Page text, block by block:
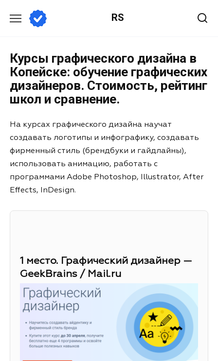
RS
Курсы графического дизайна в
Копейске: обучение графических
дизайнеров. Стоимость, рейтинг
школ и сравнение.
На курсах графического дизайна научат
создавать логотипы и инфографику, создавать
фирменный стиль (брендбуки и гайдлайны),
использовать анимацию, работать с
программами Adobe Photoshop, Illustrator, After
Effects, InDesign.
1 место. Графический дизайнер —
GeekBrains / Mail.ru